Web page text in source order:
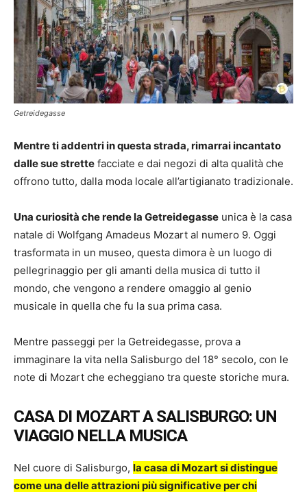
Getreidegasse
Mentre ti addentri in questa strada, rimarrai incantato
dalle sue strette facciate e dai negozi di alta qualità che
offrono tutto, dalla moda locale all’artigianato tradizionale.
Una curiosità che rende la Getreidegasse unica è la casa
natale di Wolfgang Amadeus Mozart al numero 9. Oggi
trasformata in un museo, questa dimora è un luogo di
pellegrinaggio per gli amanti della musica di tutto il
mondo, che vengono a rendere omaggio al genio
musicale in quella che fu la sua prima casa.
Mentre passeggi per la Getreidegasse, prova a
immaginare la vita nella Salisburgo del 18° secolo, con le
note di Mozart che echeggiano tra queste storiche mura.
CASA DI MOZART A SALISBURGO: UN
VIAGGIO NELLA MUSICA
Nel cuore di Salisburgo, la casa di Mozart si distingue
come una delle attrazioni più significative per chi